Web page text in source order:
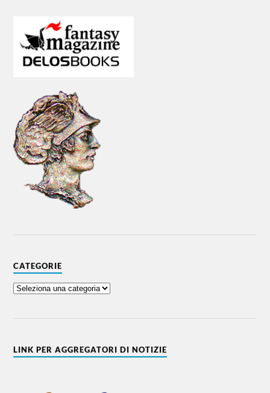
CATEGORIE
LINK PER AGGREGATORI DI NOTIZIE